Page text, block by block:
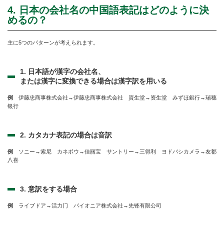
4. 日本の会社名の中国語表記はどのように決
めるの？
主に5つのパターンが考えられます。
1. 日本語が漢字の会社名、
または漢字に変換できる場合は漢字訳を用いる
例 伊藤忠商事株式会社→伊藤忠商事株式会社 資生堂→资生堂 みずほ銀行→瑞穗
银行
2. カタカナ表記の場合は音訳
例 ソニー→索尼 カネボウ→佳丽宝 サントリー→三得利 ヨドバシカメラ→友都
八喜
3. 意訳をする場合
例 ライブドア→活力门 パイオニア株式会社→先锋有限公司